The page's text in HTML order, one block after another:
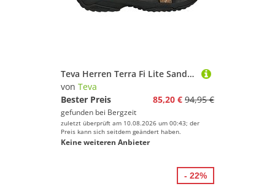
Teva Herren Terra Fi Lite Sandale
von Teva
Bester Preis
85,20 € 94,95 €
gefunden bei Bergzeit
zuletzt überprüft am 10.08.2026 um 00:43; der
Preis kann sich seitdem geändert haben.
Keine weiteren Anbieter
- 22%